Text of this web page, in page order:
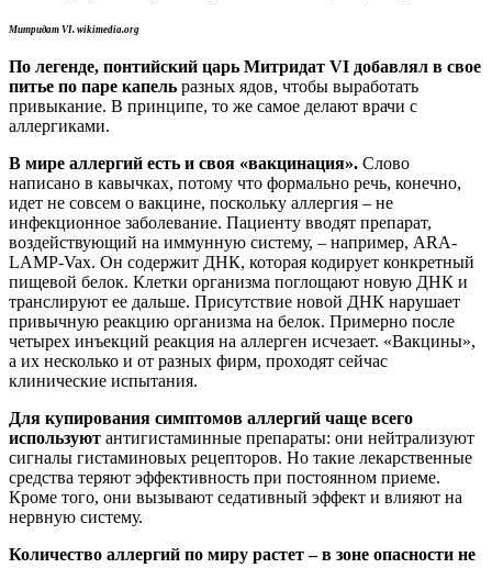
Митридат VI. wikimedia.org
По легенде, понтийский царь Митридат VI добавлял в свое
питье по паре капель разных ядов, чтобы выработать
привыкание. В принципе, то же самое делают врачи с
аллергиками.
В мире аллергий есть и своя «вакцинация». Слово
написано в кавычках, потому что формально речь, конечно,
идет не совсем о вакцине, поскольку аллергия – не
инфекционное заболевание. Пациенту вводят препарат,
воздействующий на иммунную систему, – например, ARA-
LAMP-Vax. Он содержит ДНК, которая кодирует конкретный
пищевой белок. Клетки организма поглощают новую ДНК и
транслируют ее дальше. Присутствие новой ДНК нарушает
привычную реакцию организма на белок. Примерно после
четырех инъекций реакция на аллерген исчезает. «Вакцины»,
а их несколько и от разных фирм, проходят сейчас
клинические испытания.
Для купирования симптомов аллергий чаще всего
используют антигистаминные препараты: они нейтрализуют
сигналы гистаминовых рецепторов. Но такие лекарственные
средства теряют эффективность при постоянном приеме.
Кроме того, они вызывают седативный эффект и влияют на
нервную систему.
Количество аллергий по миру растет – в зоне опасности не